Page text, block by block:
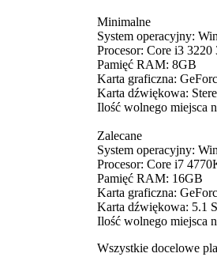
Minimalne
System operacyjny:
Procesor: Core i3 3220
Pamięć RAM: 8GB
Karta graficzna:
Karta dźwiękowa:
Ilość wolnego miejsca
Zalecane
System operacyjny:
Procesor: Core i7
Pamięć RAM: 16GB
Karta graficzna:
Karta dźwiękowa: 5.1
Ilość wolnego miejsca
Wszystkie docelowe